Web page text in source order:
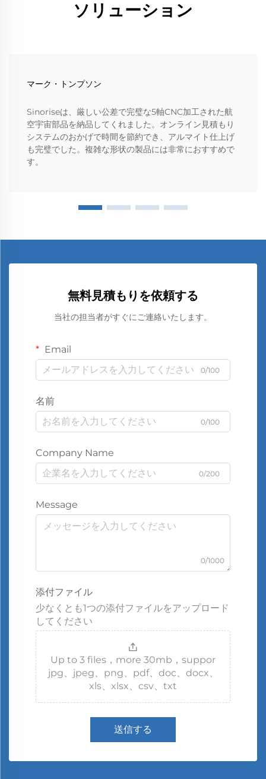
ソリューション
マーク・トンプソン
Sinoriseは、厳しい公差で完璧な5軸CNC加工された航
空宇宙部品を納品してくれました。オンライン見積もり
システムのおかげで時間を節約でき、アルマイト仕上げ
も完璧でした。複雑な形状の製品には非常におすすめで
す。
無料見積もりを依頼する
当社の担当者がすぐにご連絡いたします。
Email
0/100
名前
0/100
Company Name
0/200
Message
0/1000
添付ファイル
少なくとも1つの添付ファイルをアップロード
してください
Up to 3 files，more 30mb，suppor
jpg、jpeg、png、pdf、doc、docx、
xls、xlsx、csv、txt
送信する